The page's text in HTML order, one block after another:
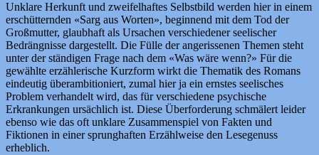
Unklare Herkunft und zweifelhaftes Selbstbild werden hier in einem
erschütternden «Sarg aus Worten», beginnend mit dem Tod der
Großmutter, glaubhaft als Ursachen verschiedener seelischer
Bedrängnisse dargestellt. Die Fülle der angerissenen Themen steht
unter der ständigen Frage nach dem «Was wäre wenn?» Für die
gewählte erzählerische Kurzform wirkt die Thematik des Romans
eindeutig überambitioniert, zumal hier ja ein ernstes seelisches
Problem verhandelt wird, das für verschiedene psychische
Erkrankungen ursächlich ist. Diese Überforderung schmälert leider
ebenso wie das oft unklare Zusammenspiel von Fakten und
Fiktionen in einer sprunghaften Erzählweise den Lesegenuss
erheblich.